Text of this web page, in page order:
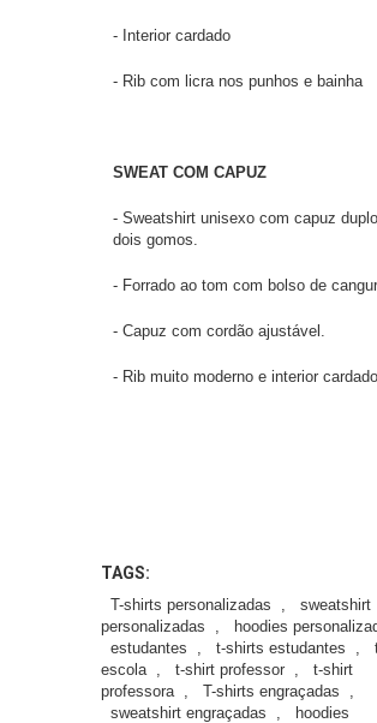
- Interior cardado
- Rib com licra nos punhos e bainha
SWEAT COM CAPUZ
- Sweatshirt unisexo com capuz
dois gomos.
- Forrado ao tom com bolso de
- Capuz com cordão ajustável.
- Rib muito moderno e interior cardado.
TAGS:
T-shirts personalizadas
sweatshirt
personalizadas
hoodies
estudantes
t-shirts estudantes
escola
t-shirt professor
t-shirt
professora
T-shirts engraçadas
sweatshirt engraçadas
hoodies